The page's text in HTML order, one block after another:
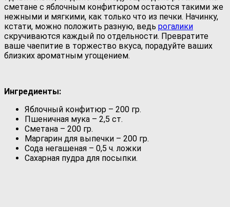
сметане с яблочным конфитюром остаются такими же
нежными и мягкими, как только что из печки. Начинку,
кстати, можно положить разную, ведь рогалики
скручиваются каждый по отдельности. Превратите
ваше чаепитие в торжество вкуса, порадуйте ваших
близких ароматным угощением.
Ингредиенты:
Яблочный конфитюр – 200 гр.
Пшеничная мука – 2,5 ст.
Сметана – 200 гр.
Маргарин для выпечки – 200 гр.
Сода негашеная – 0,5 ч. ложки
Сахарная пудра для посыпки.